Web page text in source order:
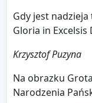
Gdy jest
Gloria in Excelsis
Krzysztof Puzyna
Na obrazku
Narodzenia